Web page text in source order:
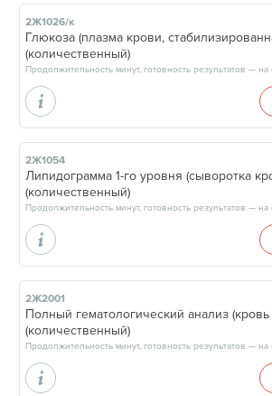
2Ж1026/к
Глюкоза (плазма крови,
(количественный)
2Ж1054
Липидограмма 1-го уровня (сыворотка
(количественный)
2Ж2001
Полный гематологический анализ
(количественный)